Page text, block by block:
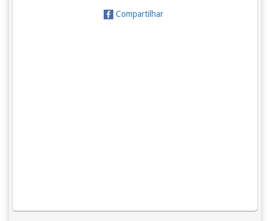
Compartilhar